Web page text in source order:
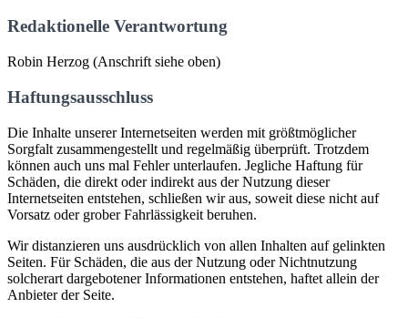
Redaktionelle Verantwortung
Robin Herzog (Anschrift siehe oben)
Haftungsausschluss
Die Inhalte unserer Internetseiten werden mit größtmöglicher
Sorgfalt zusammengestellt und regelmäßig überprüft. Trotzdem
können auch uns mal Fehler unterlaufen. Jegliche Haftung für
Schäden, die direkt oder indirekt aus der Nutzung dieser
Internetseiten entstehen, schließen wir aus, soweit diese nicht auf
Vorsatz oder grober Fahrlässigkeit beruhen.
Wir distanzieren uns ausdrücklich von allen Inhalten auf gelinkten
Seiten. Für Schäden, die aus der Nutzung oder Nichtnutzung
solcherart dargebotener Informationen entstehen, haftet allein der
Anbieter der Seite.